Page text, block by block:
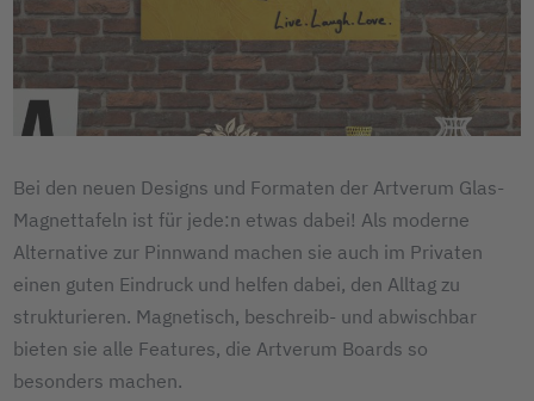
Bei den neuen Designs und Formaten der Artverum Glas-
Magnettafeln ist für jede:n etwas dabei! Als moderne
Alternative zur Pinnwand machen sie auch im Privaten
einen guten Eindruck und helfen dabei, den Alltag zu
strukturieren. Magnetisch, beschreib- und abwischbar
bieten sie alle Features, die Artverum Boards so
besonders machen.